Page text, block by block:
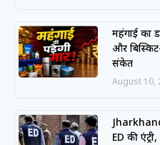
महंगाई का
और
संकेत
August 10,
ED की